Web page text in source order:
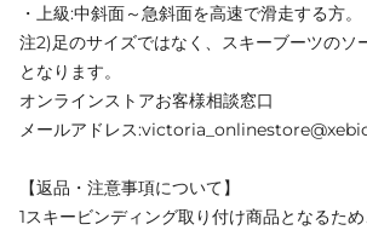
・上級:中斜面～急斜面を高速で滑走する方。
注2)足のサイズではなく、スキーブーツのソ
となります。
オンラインストアお客様相談窓口
メールアドレス
【返品・注意事項について】
1スキービンディング取り付け商品となるた